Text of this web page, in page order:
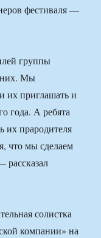
фестиваля —
группы
них. Мы
их приглашать и
года. А ребята
их прародителя
что мы сделаем
рассказал
солистка
компании» на